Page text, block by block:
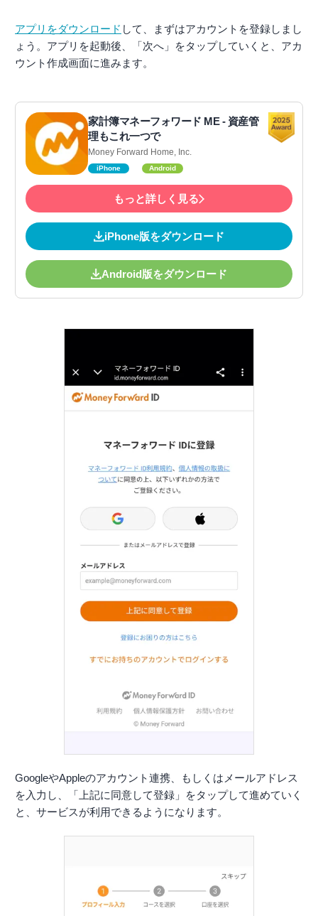
アプリをダウンロード して、まずはアカウントを登録しまし
ょう。アプリを起動後、「次へ」をタップしていくと、アカ
ウント作成画面に進みます。
家計簿マネーフォワード ME - 資産管
理もこれ一つで
Money Forward Home, Inc.
iPhone Android
もっと詳しく見る
iPhone版をダウンロード
Android版をダウンロード
GoogleやAppleのアカウント連携、もしくはメールアドレス
を入力し、「上記に同意して登録」をタップして進めていく
と、サービスが利用できるようになります。